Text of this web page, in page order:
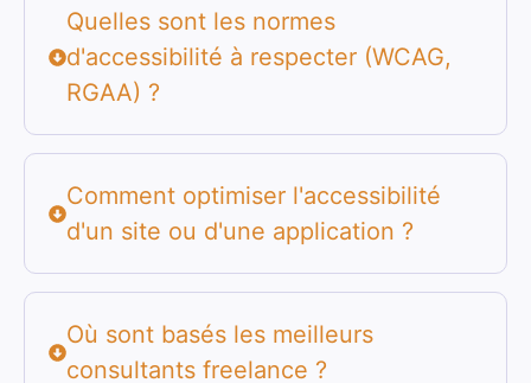
Quelles sont les normes
d'accessibilité à respecter (WCAG,
RGAA) ?
Comment optimiser l'accessibilité
d'un site ou d'une application ?
Où sont basés les meilleurs
consultants freelance ?